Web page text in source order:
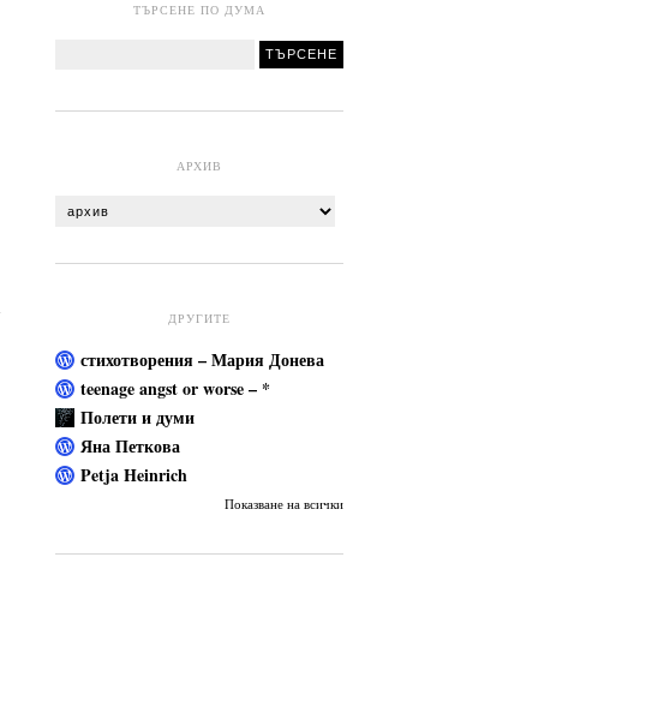
ТЪРСЕНЕ ПО ДУМА
АРХИВ
ДРУГИТЕ
стихотворения – Мария Донева
teenage angst or worse – *
Полети и думи
Яна Петкова
Petja Heinrich
Показване на всички